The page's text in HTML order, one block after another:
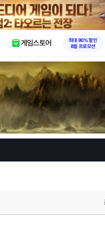
X
게임스토어
최대 90% 할인
8월 프로모션